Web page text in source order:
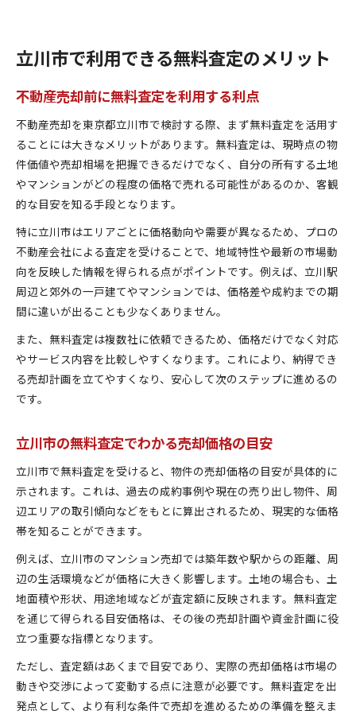
立川市で利用できる無料査定のメリット
不動産売却前に無料査定を利用する利点
不動産売却を東京都立川市で検討する際、まず無料査定を活用す
ることには大きなメリットがあります。無料査定は、現時点の物
件価値や売却相場を把握できるだけでなく、自分の所有する土地
やマンションがどの程度の価格で売れる可能性があるのか、客観
的な目安を知る手段となります。
特に立川市はエリアごとに価格動向や需要が異なるため、プロの
不動産会社による査定を受けることで、地域特性や最新の市場動
向を反映した情報を得られる点がポイントです。例えば、立川駅
周辺と郊外の一戸建てやマンションでは、価格差や成約までの期
間に違いが出ることも少なくありません。
また、無料査定は複数社に依頼できるため、価格だけでなく対応
やサービス内容を比較しやすくなります。これにより、納得でき
る売却計画を立てやすくなり、安心して次のステップに進めるの
です。
立川市の無料査定でわかる売却価格の目安
立川市で無料査定を受けると、物件の売却価格の目安が具体的に
示されます。これは、過去の成約事例や現在の売り出し物件、周
辺エリアの取引傾向などをもとに算出されるため、現実的な価格
帯を知ることができます。
例えば、立川市のマンション売却では築年数や駅からの距離、周
辺の生活環境などが価格に大きく影響します。土地の場合も、土
地面積や形状、用途地域などが査定額に反映されます。無料査定
を通じて得られる目安価格は、その後の売却計画や資金計画に役
立つ重要な指標となります。
ただし、査定額はあくまで目安であり、実際の売却価格は市場の
動きや交渉によって変動する点に注意が必要です。無料査定を出
発点として、より有利な条件で売却を進めるための準備を整えま